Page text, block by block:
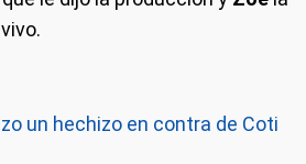
un hechizo en contra de Coti